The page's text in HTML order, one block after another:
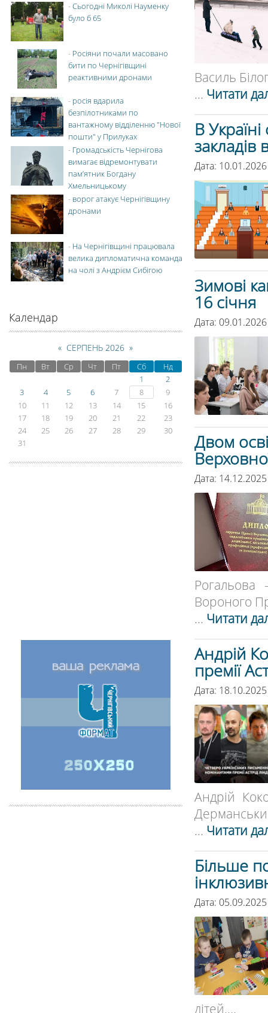
Василь
... Читати
В
закладів
Дата:
Зимові
16 січня
Дата:
Двом
Дата:
Вороного
... Читати
Андрій
премії
Дата:
Андрій
... Читати
Більше
Дата:
дітей....
-Сьогодні Миколі Науменку
було б 65
- Росіяни почали масовано
бити по Чернігівщині
реактивними дронами
- росія вдарила
безпілотниками по
вантажному відділенню "Нової
пошти" у Прилуках
- Громадськість Чернігова
вимагає відремонтувати
пам’ятник Богдану
Хмельницькому
- ворог атакує Чернігівщину
дронами
- На Чернігівщині працювала
велика дипломатична команда
на чолі з Андрієм Сибігою
Календар
« СЕРПЕНЬ 2026 »
Пн Вт Ср Чт Пт Сб
Нд
1
2
3
4 5 6 7 8
9
10
11 12 13 14 15
16
17
18 19 20 21 22
23
24
25 26 27 28 29
30
31